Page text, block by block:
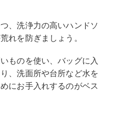
、洗浄力の高いハンドソ
れを防ぎましょう。
ものを使い、バッグに入
、洗面所や台所など水を
にお手入れするのがベス